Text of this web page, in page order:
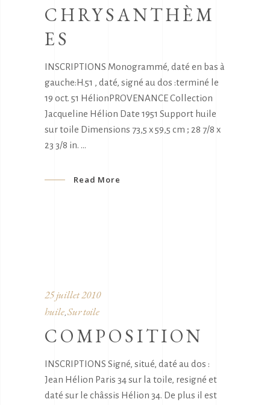
CHRYSANTHÈM
ES
INSCRIPTIONS Monogrammé, daté en bas à
gauche:H.51 , daté, signé au dos :terminé le
19 oct. 51 HélionPROVENANCE Collection
Jacqueline Hélion Date 1951 Support huile
sur toile Dimensions 73,5 x 59,5 cm ; 28 7/8 x
23 3/8 in.
Read More
25 juillet 2010
huile, Sur toile
COMPOSITION
INSCRIPTIONS Signé, situé, daté au dos :
Jean Hélion Paris 34 sur la toile, resigné et
daté sur le châssis Hélion 34. De plus il est